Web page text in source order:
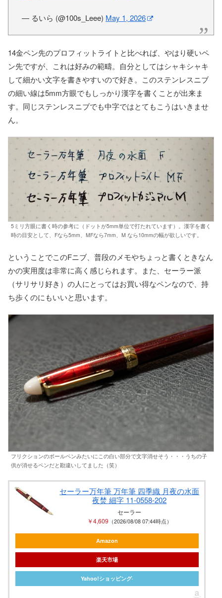
— るいら (@100s_Leee) May 1, 2026
14金ペン先のプロフィットライトと比べれば、やはり硬いペ
ン先ですが、これは好みの範疇。自分としてはシャキシャキ
して細かい文字を書きやすいので好き。このステンレスニブ
の細い線は5mm方眼でもしっかり漢字を書くことが出来ま
す。同じステンレスニブでも中字ではとてもこうはいきませ
ん。
5ミリ方眼に書く時の参考に（ドットが5mm単位で打たれています）。漢字を書く
時の目安として、Fなら5mm、MFなら7mm、M なら10mmの幅が欲しいです。
ということでこのFニブ、普段のメモやちょっと書くときなん
かの実用度は非常に高く感じられます。また、セーラー派
（サリサリ好き）の人にとってはお買い得なペンなので、持
ち歩くのにもいいと思います。
フリクションのボールペンみたいにこの白い部分で文字消せそう・・・うちの子
供が消せるペンだと勘違いしてました（笑）
セーラー万年筆 万年筆 四季織 月夜の水面
夜焚 細字 11-0558-202
セーラー
￥4,609 （2026/08/08 07:44時点）
Amazon
楽天市場
Yahoo!ショッピング